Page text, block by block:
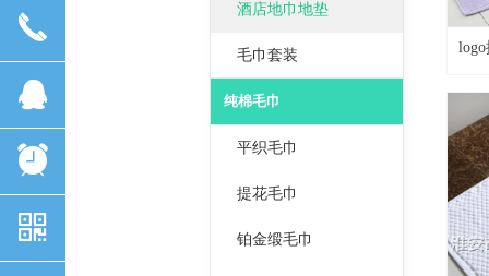
酒店地巾地垫
毛巾套装
纯棉毛巾
平织毛巾
提花毛巾
铂金缎毛巾
끅
뀩
뀥
낃